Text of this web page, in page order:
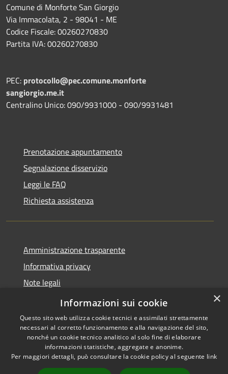
Comune di Monforte San Giorgio
Via Immacolata, 2 - 98041 - ME
Codice Fiscale: 00260270830
Partita IVA: 00260270830
PEC: protocollo@pec.comune.monforte
sangiorgio.me.it
Centralino Unico: 090/9931000 - 090/9931481
Prenotazione appuntamento
Segnalazione disservizio
Leggi le FAQ
Richiesta assistenza
Amministrazione trasparente
Informativa privacy
Note legali
Dichiarazione di accessibilità
Accessibilità
Copyright © 2026 • Comune di
Monforte San Giorgio •
×
Informazioni sui cookie
Questo sito web utilizza cookie tecnici e assimilati strettamente
necessari al corretto funzionamento e alla navigazione del sito,
nonché un cookie tecnico analitico al solo fine di elaborare
informazioni statistiche, aggregate e anonime.
Per maggiori dettagli, può consultare la cookie policy al seguente link